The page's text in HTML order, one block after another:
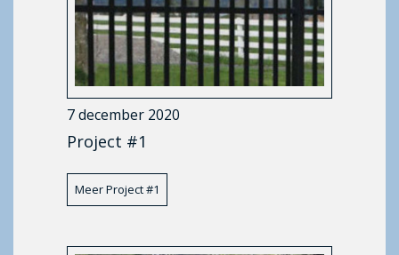
7 december 2020
Project #1
Meer Project #1